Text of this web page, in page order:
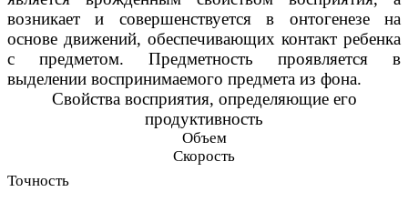
возникает и совершенствуется в онтогенезе на
основе движений, обеспечивающих контакт ребенка
с предметом. Предметность проявляется в
выделении воспринимаемого предмета из фона.
Свойства восприятия, определяющие его
продуктивность
Объем
Скорость
Точность